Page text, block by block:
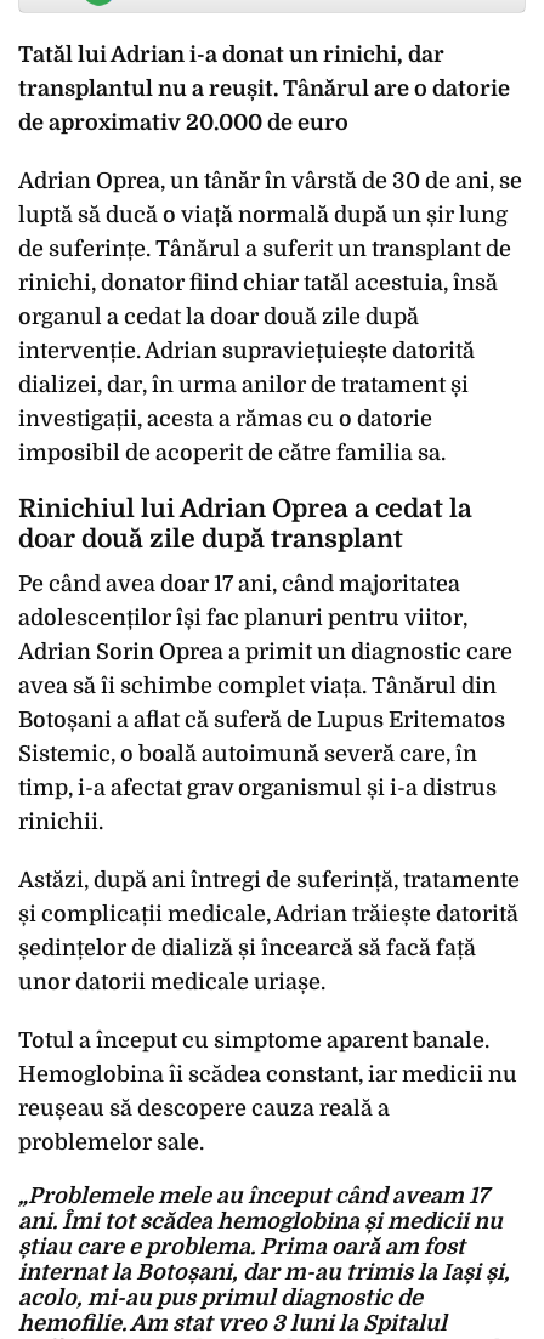
Tatăl lui Adrian i-a donat un rinichi, dar
transplantul nu a reușit. Tânărul are o datorie
de aproximativ 20.000 de euro
Adrian Oprea, un tânăr în vârstă de 30 de ani, se
luptă să ducă o viață normală după un șir lung
de suferințe. Tânărul a suferit un transplant de
rinichi, donator fiind chiar tatăl acestuia, însă
organul a cedat la doar două zile după
intervenție. Adrian supraviețuiește datorită
dializei, dar, în urma anilor de tratament și
investigații, acesta a rămas cu o datorie
imposibil de acoperit de către familia sa.
Rinichiul lui Adrian Oprea a cedat la
doar două zile după transplant
Pe când avea doar 17 ani, când majoritatea
adolescenților își fac planuri pentru viitor,
Adrian Sorin Oprea a primit un diagnostic care
avea să îi schimbe complet viața. Tânărul din
Botoșani a aflat că suferă de Lupus Eritematos
Sistemic, o boală autoimună severă care, în
timp, i-a afectat grav organismul și i-a distrus
rinichii.
Astăzi, după ani întregi de suferință, tratamente
și complicații medicale, Adrian trăiește datorită
ședințelor de dializă și încearcă să facă față
unor datorii medicale uriașe.
Totul a început cu simptome aparent banale.
Hemoglobina îi scădea constant, iar medicii nu
reușeau să descopere cauza reală a
problemelor sale.
„Problemele mele au început când aveam 17
ani. Îmi tot scădea hemoglobina și medicii nu
știau care e problema. Prima oară am fost
internat la Botoșani, dar m-au trimis la Iași și,
acolo, mi-au pus primul diagnostic de
hemofilie. Am stat vreo 3 luni la Spitalul